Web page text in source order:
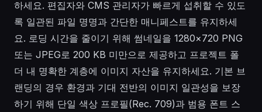
하세요. 편집자와 CMS 관리자가 빠르게 섭취할 수 있도
록 일관된 파일 명명과 간단한 매니페스트를 유지하세
요. 로딩 시간을 줄이기 위해 썸네일을 1280×720 PNG
또는 JPEG로 200 KB 미만으로 제공하고 프로젝트 폴
더 내 명확한 계층에 이미지 자산을 유지하세요. 기본 브
랜딩의 경우 환경과 기대 전반의 이미지 일관성을 보장
하기 위해 단일 색상 프로필(Rec. 709)과 범용 폰트 스